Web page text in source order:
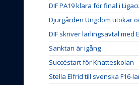
DIF PA19 klara för final i
Djurgården Ungdom utökar
DIF skriver lärlingsavtal med
Sanktan är igång
Succéstart för Knatteskolan
Stella Elfrid till svenska F16-